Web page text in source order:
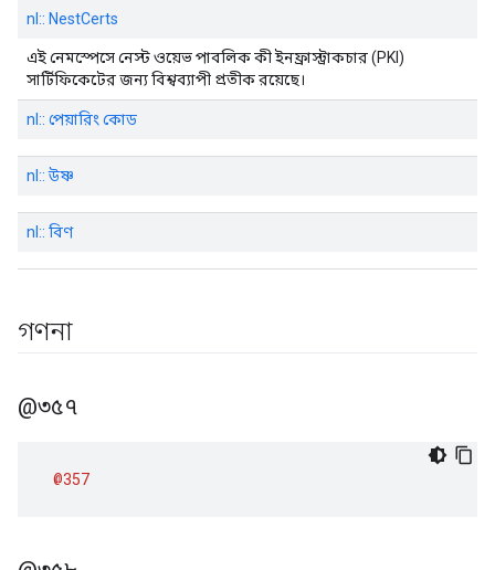
nl:: NestCerts
এই নেমস্পেসে নেস্ট ওয়েভ পাবলিক কী ইনফ্রাস্ট্রাকচার (PKI)
সার্টিফিকেটের জন্য বিশ্বব্যাপী প্রতীক রয়েছে।
nl:: পেয়ারিং কোড
nl:: উষ্ণ
nl:: বিণ
গণনা
@৩৫৭
@357